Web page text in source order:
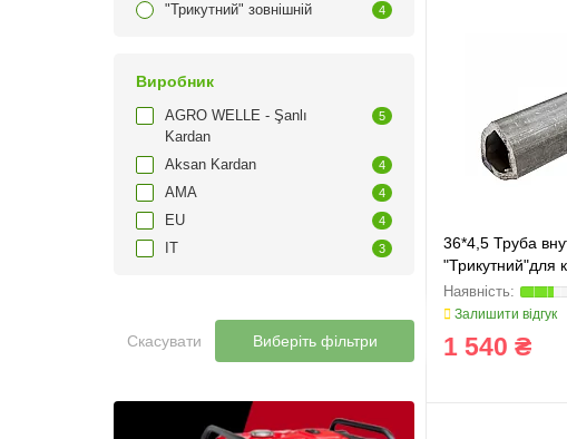
"Трикутний" зовнішній 4
Виробник
AGRO WELLE - Şanlı
Kardan
5
Aksan Kardan 4
AMA 4
EU 4
IT 3
Скасувати Виберіть фільтри
36*4,5 Труба
"Трикутний"для
36x4.5 (ціна за
Залишити відгук
1 540 ₴